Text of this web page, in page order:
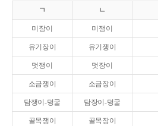
ㄱ ㄴ
미장이 미쟁이
유기장이 유기쟁이
멋쟁이 멋장이
소금쟁이 소금장이
담쟁이-덩굴 담장이-덩굴
골목쟁이 골목장이